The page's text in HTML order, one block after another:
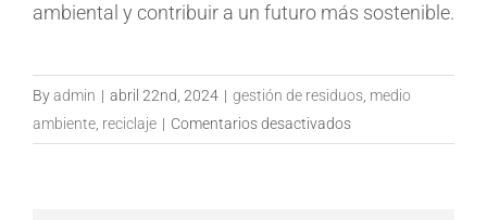
ambiental y contribuir a un futuro más sostenible.
Byadmin | abril 22nd, 2024 | gestión de residuos medio
ambiente reciclaje | Comentarios desactivadosen